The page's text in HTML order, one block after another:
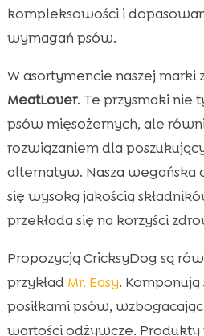
kompleksowości i
wymagań psów.
W asortymencie naszej marki
MeatLover. Te przysmaki nie
psów mięsożernych, ale
rozwiązaniem dla
alternatyw. Nasza wegańska
się wysoką jakością
przekłada się na korzyści
Propozycją CricksyDog są
przykład Mr. Easy.
posiłkami psów,
wartości odżywcze. Produkty